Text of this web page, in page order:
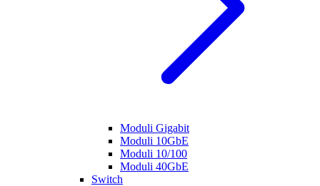
Moduli Gigabit
Moduli 10GbE
Moduli 10/100
Moduli 40GbE
Switch